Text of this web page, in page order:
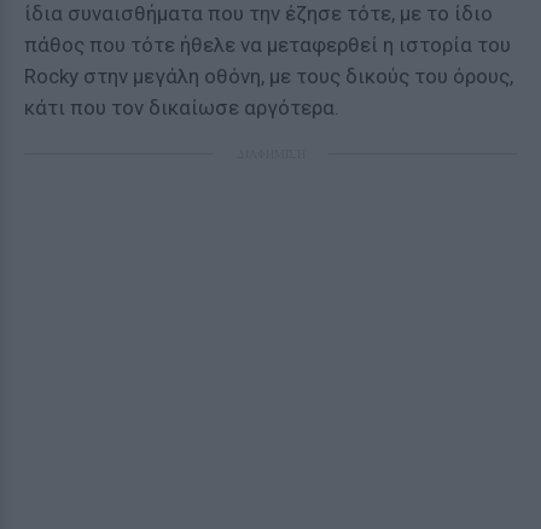
ίδια συναισθήματα που την έζησε τότε, με το ίδιο
πάθος που τότε ήθελε να μεταφερθεί η ιστορία του
Rocky στην μεγάλη οθόνη, με τους δικούς του όρους,
κάτι που τον δικαίωσε αργότερα.